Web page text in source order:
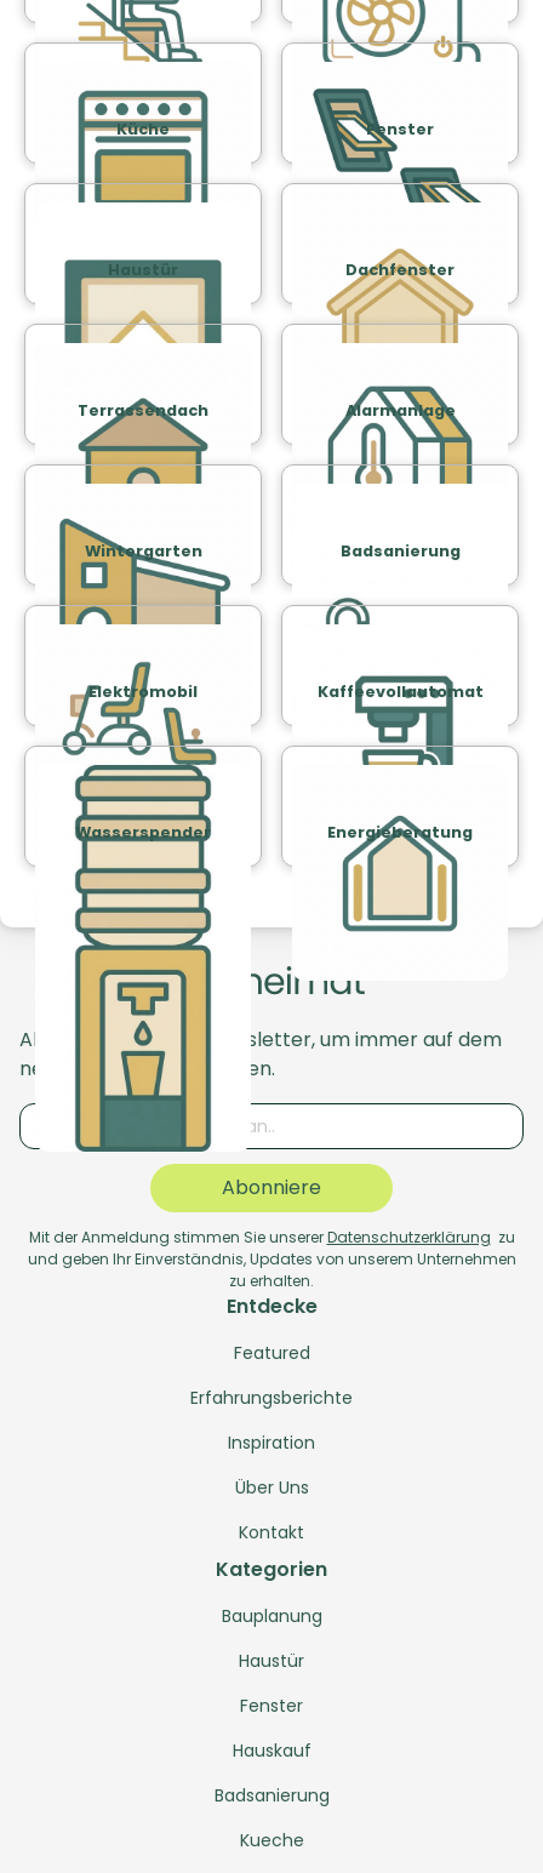
Küche Fenster
Haustür Dachfenster
Terrassendach Alarmanlage
Wintergarten Badsanierung
Elektromobil Kaffeevollautomat
Wasserspender Energieberatung
Abonniere unseren Newsletter, um immer auf dem
neuesten Stand zu bleiben.
Abonniere
Mit der Anmeldung stimmen Sie unsererDatenschutzerklärung zu
und geben Ihr Einverständnis, Updates von unserem Unternehmen
zu erhalten.
Entdecke
Featured
Erfahrungsberichte
Inspiration
Über Uns
Kontakt
Kategorien
Bauplanung
Haustür
Fenster
Hauskauf
Badsanierung
Kueche